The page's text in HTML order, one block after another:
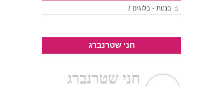
בננות - בלוגים /
חני שטרנברג
חני שטרנברג